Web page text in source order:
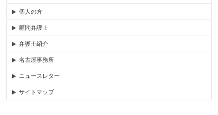
個人の方
顧問弁護士
弁護士紹介
名古屋事務所
ニュースレター
サイトマップ